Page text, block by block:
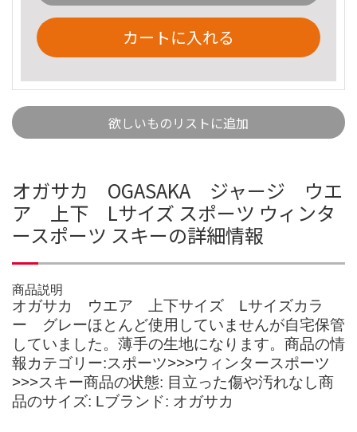
カートに入れる
欲しいものリストに追加
オガサカ OGASAKA ジャージ ウエ
ア 上下 Lサイズ スポーツ ウィンタ
ースポーツ スキーの詳細情報
商品説明
オガサカ ウエア 上下サイズ Lサイズカラ
ー グレーほとんど使用していませんが自宅保管
していました。薄手の生地になります。商品の情
報カテゴリー:スポーツ>>>ウィンタースポーツ
>>>スキー商品の状態: 目立った傷や汚れなし商
品のサイズ: Lブランド: オガサカ